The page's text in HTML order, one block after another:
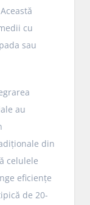
cu
sau
au
din
celulele
eficiențe
de 20-